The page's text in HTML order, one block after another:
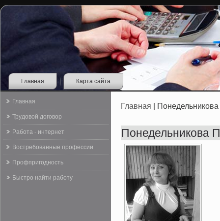
Главная Карта сайта
Главная
Трудовой договор
Работа - интернет
Востребованные профессии
Профпригодность
Быстро найти работу
Главная |
Понедельникова